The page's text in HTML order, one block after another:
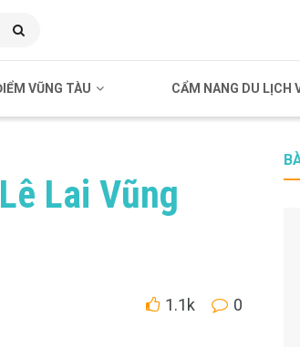
VŨNG TÀU CẨM NANG DU LỊCH
Lai Vũng
1.1k 0